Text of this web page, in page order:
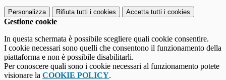
Personalizza Rifiuta tutti i cookies Accetta tutti i cookies
Gestione cookie
In questa schermata è possibile scegliere quali cookie consentire.
I cookie necessari sono quelli che consentono il funzionamento della
piattaforma e non è possibile disabilitarli.
Per conoscere quali sono i cookie necessari al funzionamento potete
visionare la COOKIE POLICY.